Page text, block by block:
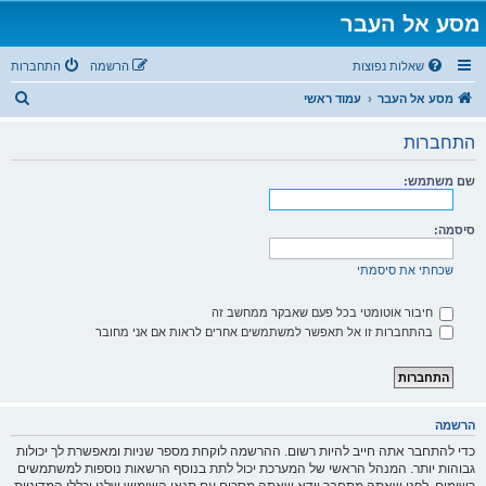
מסע אל העבר
שאלות נפוצות התחברות הרשמה
מסע אל העבר עמוד ראשי
התחברות
שם משתמש:
סיסמה:
שכחתי את סיסמתי
חיבור אוטומטי בכל פעם שאבקר ממחשב זה
בהתחברות זו אל תאפשר למשתמשים אחרים לראות אם אני מחובר
הרשמה
כדי להתחבר אתה חייב להיות רשום. ההרשמה לוקחת מספר שניות ומאפשרת לך יכולות
גבוהות יותר. המנהל הראשי של המערכת יכול לתת בנוסף הרשאות נוספות למשתמשים